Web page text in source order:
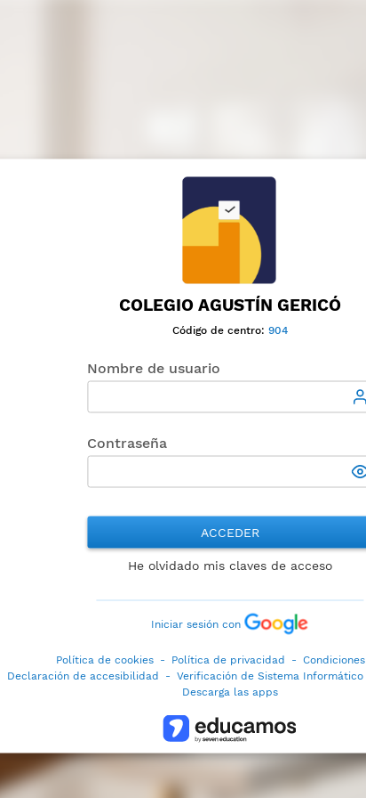
COLEGIO AGUSTÍN GERICÓ
Código de centro: 904
Nombre de usuario
Contraseña
ACCEDER
He olvidado mis claves de acceso
Iniciar sesión con
Política de cookies - Política de privacidad -
Declaración de accesibilidad
- Verificación de Sistema
Descarga las apps